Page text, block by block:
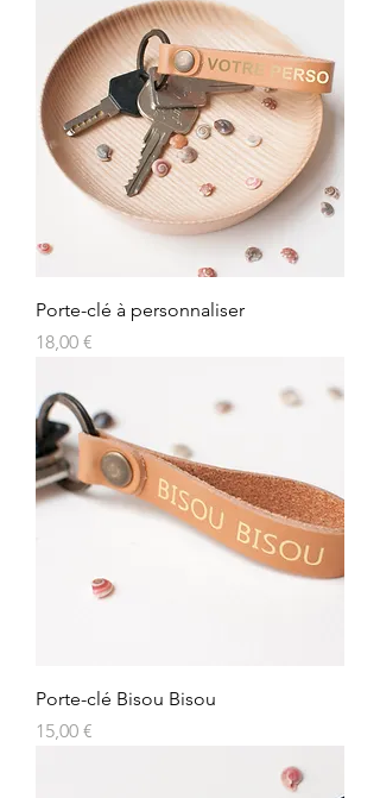
Porte-clé à personnaliser
Prix
18,00 €
Porte-clé Bisou Bisou
Prix
15,00 €